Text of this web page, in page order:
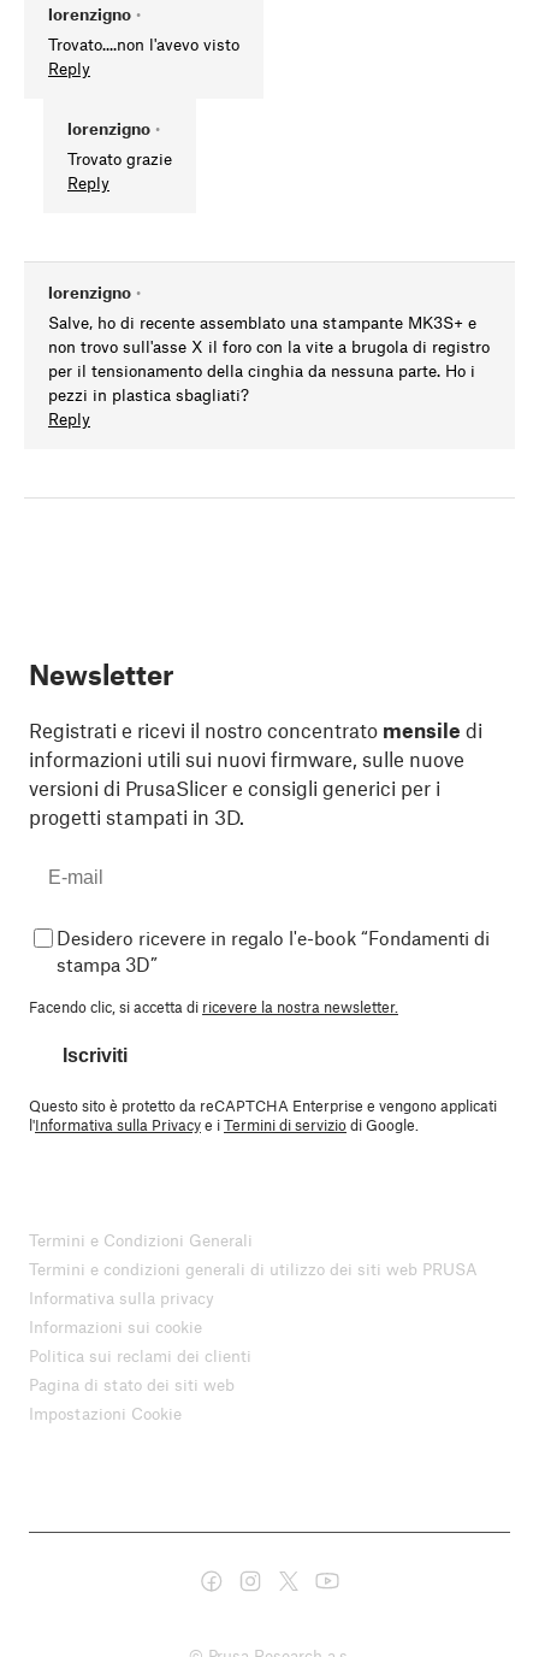
lorenzigno •
Trovato....non l'avevo visto
Reply
lorenzigno •
Trovato grazie
Reply
lorenzigno •
Salve, ho di recente assemblato una stampante MK3S+ e
non trovo sull'asse X il foro con la vite a brugola di registro
per il tensionamento della cinghia da nessuna parte. Ho i
pezzi in plastica sbagliati?
Reply
Newsletter
Registrati e ricevi il nostro concentrato mensile di
informazioni utili sui nuovi firmware, sulle nuove
versioni di PrusaSlicer e consigli generici per i
progetti stampati in 3D.
Desidero ricevere in regalo l'e-book “Fondamenti di
stampa 3D”
Facendo clic, si accetta di ricevere la nostra newsletter.
Iscriviti
Questo sito è protetto da reCAPTCHA Enterprise e vengono applicati
l'Informativa sulla Privacye iTermini di serviziodi Google.
Termini e Condizioni Generali
Termini e condizioni generali di utilizzo dei siti web PRUSA
Informativa sulla privacy
Informazioni sui cookie
Politica sui reclami dei clienti
Pagina di stato dei siti web
Impostazioni Cookie